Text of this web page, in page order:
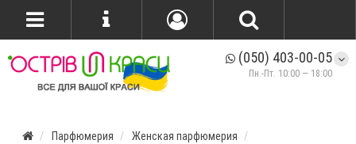
(050) 403-00-05
Пн.-Пт. 10:00 — 18:00
Парфюмерия
Женская парфюмерия